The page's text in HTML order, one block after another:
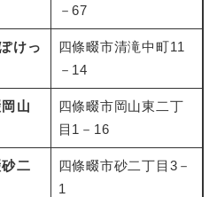
－67
けっ
四條畷市清滝中町11
－14
山
四條畷市岡山東二丁
目1－16
二
四條畷市砂二丁目3－
1